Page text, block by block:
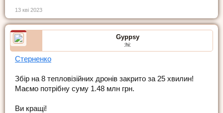
13 кві 2023
Gyppsy
:hi:
Стерненко
Збір на 8 тепловізійних дронів закрито за 25 хвилин!
Маємо потрібну суму 1.48 млн грн.
Ви кращі!